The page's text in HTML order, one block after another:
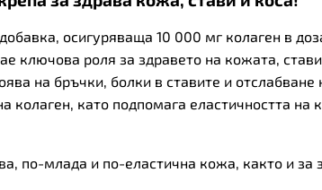
осигуряваща 10 000 мг колаген в
ключова роля за здравето на кожата,
на бръчки, болки в ставите и
колаген, като подпомага еластичността
по-млада и по-еластична кожа, както и за